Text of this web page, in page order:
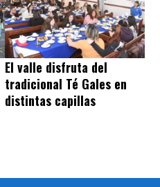
El valle disfruta del
tradicional Té Gales en
distintas capillas